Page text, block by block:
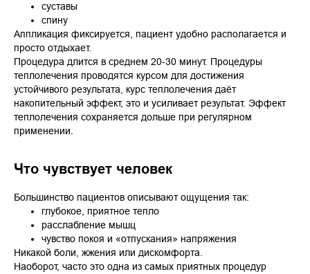
суставы
спину
Аппликация фиксируется, пациент удобно располагается и
просто отдыхает.
Процедура длится в среднем 20-30 минут. Процедуры
теплолечения проводятся курсом для достижения
устойчивого результата, курс теплолечения даёт
накопительный эффект, это и усиливает результат. Эффект
теплолечения сохраняется дольше при регулярном
применении.
Что чувствует человек
Большинство пациентов описывают ощущения так:
глубокое, приятное тепло
расслабление мышц
чувство покоя и «отпускания» напряжения
Никакой боли, жжения или дискомфорта.
Наоборот, часто это одна из самых приятных процедур